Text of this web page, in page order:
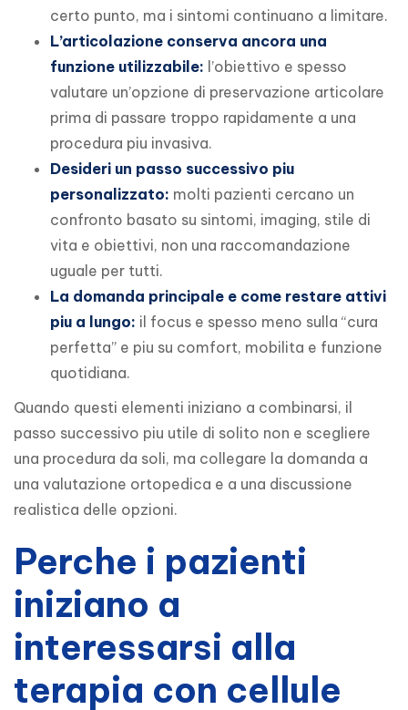
certo punto, ma i sintomi continuano a limitare.
L’articolazione conserva ancora una
funzione utilizzabile: l’obiettivo e spesso
valutare un’opzione di preservazione articolare
prima di passare troppo rapidamente a una
procedura piu invasiva.
Desideri un passo successivo piu
personalizzato: molti pazienti cercano un
confronto basato su sintomi, imaging, stile di
vita e obiettivi, non una raccomandazione
uguale per tutti.
La domanda principale e come restare attivi
piu a lungo: il focus e spesso meno sulla “cura
perfetta” e piu su comfort, mobilita e funzione
quotidiana.
Quando questi elementi iniziano a combinarsi, il
passo successivo piu utile di solito non e scegliere
una procedura da soli, ma collegare la domanda a
una valutazione ortopedica e a una discussione
realistica delle opzioni.
Perche i pazienti
iniziano a
interessarsi alla
terapia con cellule